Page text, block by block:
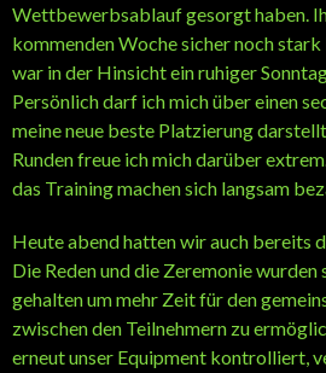
Wettbewerbsablauf gesorgt haben.
kommenden Woche sicher noch
war in der Hinsicht ein ruhiger
Persönlich darf ich mich über einen
meine neue beste Platzierung
Runden freue ich mich darüber
das Training machen sich langsam
Heute abend hatten wir auch bereits
Die Reden und die Zeremonie wurden
gehalten um mehr Zeit für den
zwischen den Teilnehmern zu
erneut unser Equipment kontrolliert,